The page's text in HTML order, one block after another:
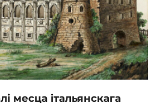
месца італьянскага